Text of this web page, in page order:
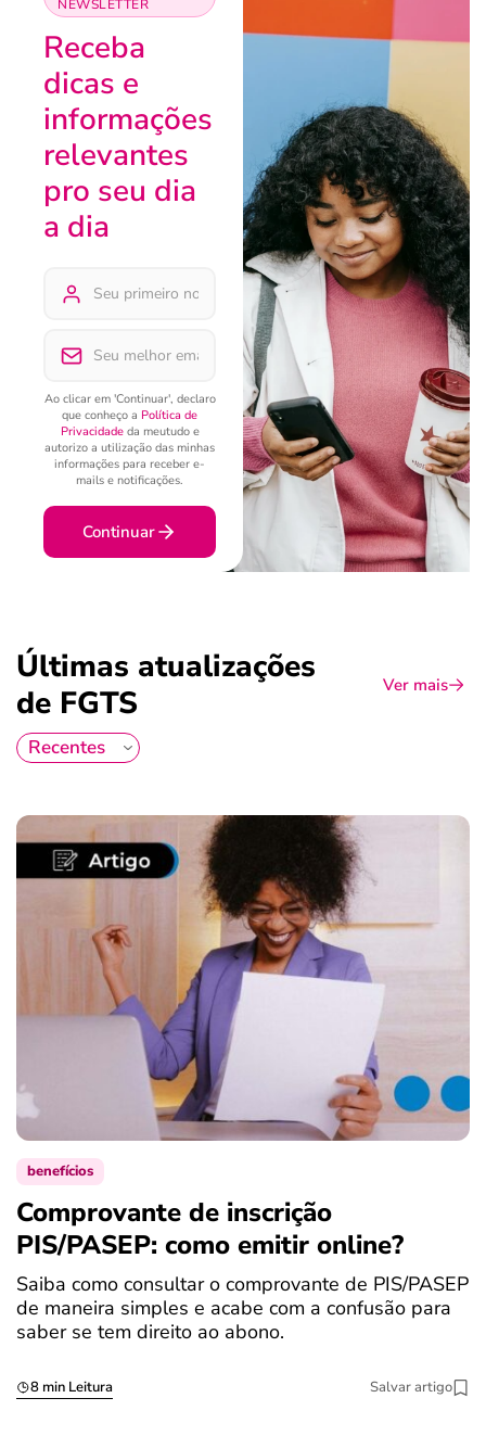
NEWSLETTER
Receba
dicas e
informações
relevantes
pro seu dia
a dia
Ao clicar em 'Continuar', declaro
que conheço a Política de
Privacidadeda meutudo e
autorizo a utilização das minhas
informações para receber e-
mails e notificações.
Continuar
Últimas atualizações
de FGTS
Ver mais
benefícios
Comprovante de inscrição
PIS/PASEP: como emitir online?
Saiba como consultar o comprovante de PIS/PASEP
de maneira simples e acabe com a confusão para
saber se tem direito ao abono.
8 min Leitura Salvar artigo